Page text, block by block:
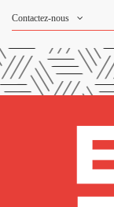
Contactez-nous